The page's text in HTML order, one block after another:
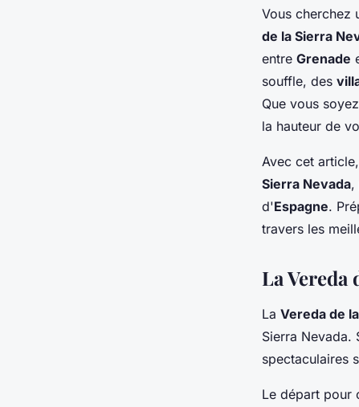
Quels sont les
pour une
montagnes de la
Vous cherchez
de la Sierra
entre Grenade
souffle, des
Que vous
la hauteur de
Avec cet
Sierra Nevada,
d'Espagne.
travers les
La
La Vereda de
Sierra Nevada.
spectaculaires
Le départ pour